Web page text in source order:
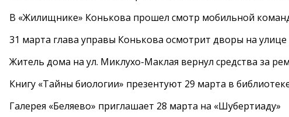
В «Жилищнике» Конькова прошел смотр мобильной
31 марта глава управы Конькова осмотрит дворы на
Житель дома на ул. Миклухо-Маклая вернул средства за
Книгу «Тайны биологии» презентуют 29 марта в
Галерея «Беляево» приглашает 28 марта на «Шубертиаду»